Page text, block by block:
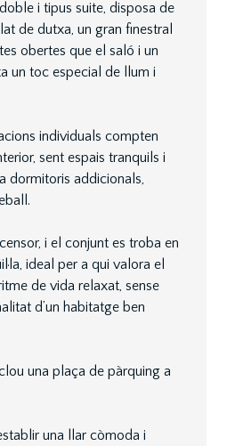
i tipus suite, disposa de
de dutxa, un gran finestral
obertes que el saló i un
un toc especial de llum i
individuals compten
sent espais tranquils i
dormitoris addicionals,
i el conjunt es troba en
ideal per a qui valora el
de vida relaxat, sense
d’un habitatge ben
una plaça de pàrquing a
una llar còmoda i